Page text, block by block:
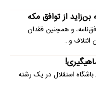
از توافق مکه
و همچنین فقدان
و…
استقلال در یک رشته